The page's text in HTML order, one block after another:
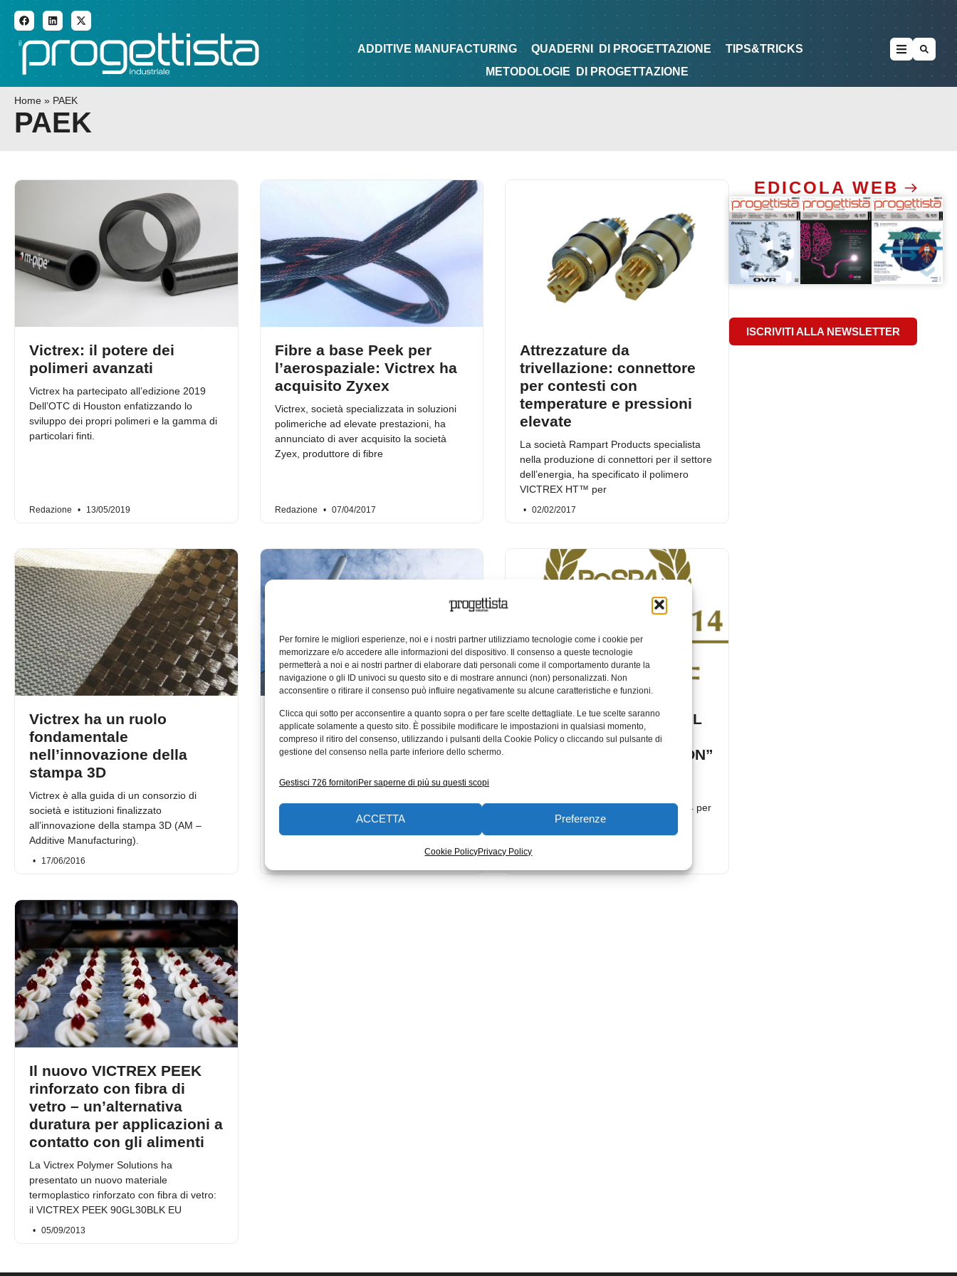
Per fornire le migliori esperienze, noi e i nostri partner utilizziamo tecnologie come i cookie per
memorizzare e/o accedere alle informazioni del dispositivo. Il consenso a queste tecnologie
permetterà a noi e ai nostri partner di elaborare dati personali come il comportamento durante la
navigazione o gli ID univoci su questo sito e di mostrare annunci (non) personalizzati. Non
acconsentire o ritirare il consenso può influire negativamente su alcune caratteristiche e funzioni.
Clicca qui sotto per acconsentire a quanto sopra o per fare scelte dettagliate. Le tue scelte saranno
applicate solamente a questo sito. È possibile modificare le impostazioni in qualsiasi momento,
compreso il ritiro del consenso, utilizzando i pulsanti della Cookie Policy o cliccando sul pulsante di
gestione del consenso nella parte inferiore dello schermo.
Gestisci 726 fornitoriPer saperne di più su questi scopi
ACCETTA Preferenze
Cookie PolicyPrivacy Policy
ADDITIVE MANUFACTURING QUADERNI DI PROGETTAZIONE TIPS&TRICKS METODOLOGIE DI PROGETTAZIONE
ADDITIVE MANUFACTURING QUADERNI DI PROGETTAZIONE
TIPS&TRICKS
METODOLOGIE
DI PROGETTAZIONE
Home » PAEK
PAEK
Victrex: il potere dei
polimeri avanzati
Victrex ha partecipato all’edizione 2019
Dell’OTC di Houston enfatizzando lo
sviluppo dei propri polimeri e la gamma di
particolari finti.
Redazione 13/05/2019
Fibre a base Peek per
l’aerospaziale: Victrex ha
acquisito Zyxex
Victrex, società specializzata in soluzioni
polimeriche ad elevate prestazioni, ha
annunciato di aver acquisito la società
Zyex, produttore di fibre
Redazione 07/04/2017
Attrezzature da
trivellazione: connettore
per contesti con
temperature e pressioni
elevate
La società Rampart Products specialista
nella produzione di connettori per il settore
dell’energia, ha specificato il polimero
VICTREX HT™ per
02/02/2017
Victrex ha un ruolo
fondamentale
nell’innovazione della
stampa 3D
Victrex è alla guida di un consorzio di
società e istituzioni finalizzato
all’innovazione della stampa 3D (AM –
Additive Manufacturing).
17/06/2016
Victrex: nuova capacità
produttiva di PAEK oggi
disponibile
Victrex – produttore mondiale di PAEK –
crescenti finalizzati alla propria capacità
produttiva del 70% per
LA VICTREX plc VINCE IL
PREMIO ROSPA 2014
“ORDER OF DISTINCTION”
conferito alla Victrex plc il premio 2014 per
l’elevato
Il nuovo VICTREX PEEK
rinforzato con fibra di
vetro – un’alternativa
duratura per applicazioni a
contatto con gli alimenti
La Victrex Polymer Solutions ha
presentato un nuovo materiale
termoplastico rinforzato con fibra di vetro:
il VICTREX PEEK 90GL30BLK EU
05/09/2013
EDICOLA WEB
ISCRIVITI ALLA NEWSLETTER